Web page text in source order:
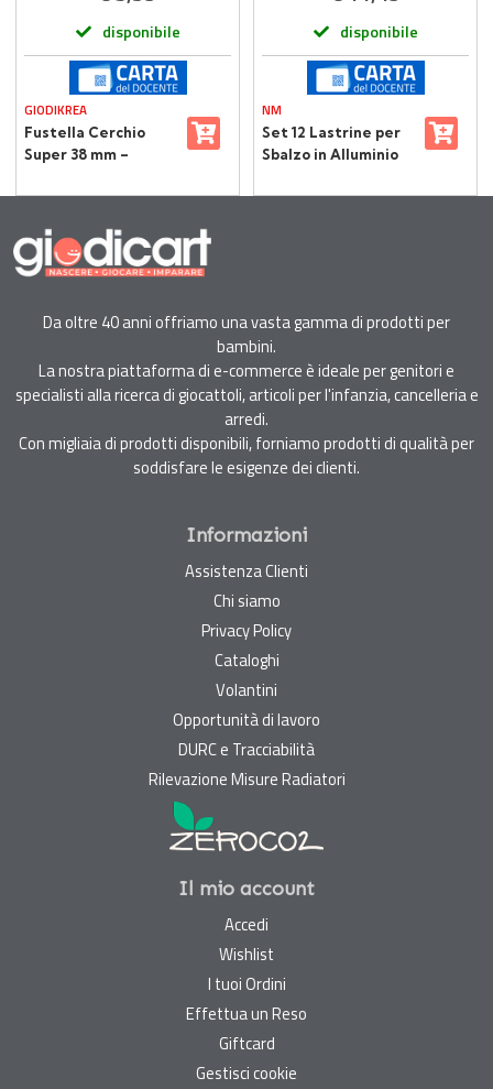
disponibile
GIODIKREA
Fustella Cerchio
Super 38 mm –
Scrapbooking e
disponibile
NM
Set 12 Lastrine per
Sbalzo in Alluminio
cm
Da oltre 40 anni offriamo una vasta gamma di prodotti per
bambini.
La nostra piattaforma di e-commerce è ideale per genitori e
specialisti alla ricerca di giocattoli, articoli per l'infanzia, cancelleria e
arredi.
Con migliaia di prodotti disponibili, forniamo prodotti di qualità per
soddisfare le esigenze dei clienti.
Informazioni
Assistenza Clienti
Chi siamo
Privacy Policy
Cataloghi
Volantini
Opportunità di lavoro
DURC e Tracciabilità
Rilevazione Misure Radiatori
Il mio account
Accedi
Wishlist
I tuoi Ordini
Effettua un Reso
Giftcard
Gestisci cookie